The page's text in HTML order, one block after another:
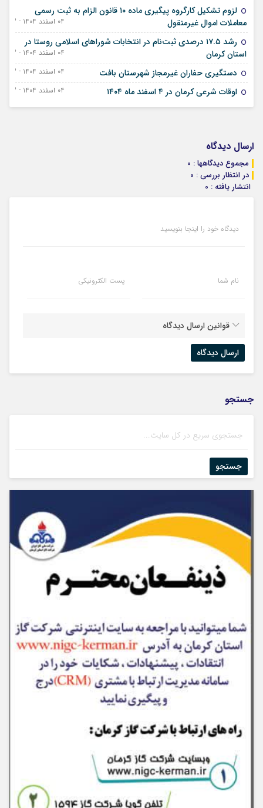
لزوم تشکیل کارگروه پیگیری ماده ۱۰ قانون الزام به ثبت رسمی
معاملات اموال غیرمنقول
04 اسفند 1404 - 23 فوریه 2026
رشد ۱۷.۵ درصدی ثبت‌نام در انتخابات شورا‌های اسلامی روستا در
استان کرمان
04 اسفند 1404 - 23 فوریه 2026
دستگیری حفاران غیرمجاز شهرستان بافت 04 اسفند 1404 - 23 فوریه 2026
اوقات شرعی کرمان در ۴ اسفند ماه ۱۴۰۴ 04 اسفند 1404 - 23 فوریه 2026
ارسال دیدگاه
مجموع دیدگاهها : 0
در انتظار بررسی : 0
انتشار یافته : 0
دیدگاه خود را اینجا بنویسید
نام شما پست الکترونیکی
قوانین ارسال دیدگاه
جستجو
جستجو